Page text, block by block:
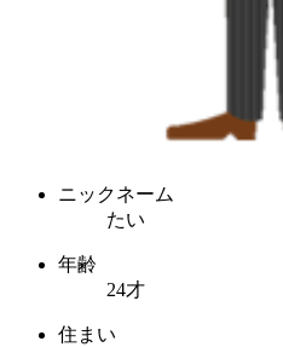
ニックネーム
たい
年齢
24才
住まい